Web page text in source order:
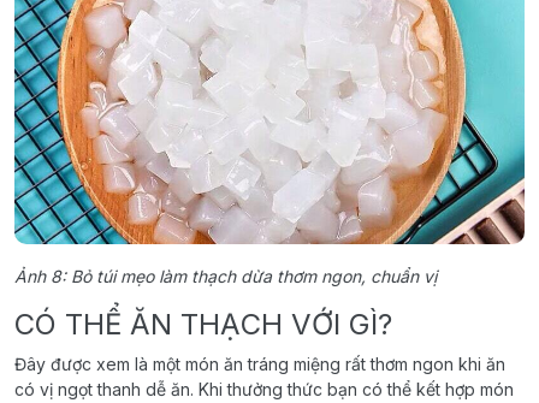
Ảnh 8: Bỏ túi mẹo làm thạch dừa thơm ngon, chuẩn vị
CÓ THỂ ĂN THẠCH VỚI GÌ?
Đây được xem là một món ăn tráng miệng rất thơm ngon khi ăn
có vị ngọt thanh dễ ăn. Khi thưởng thức bạn có thể kết hợp món